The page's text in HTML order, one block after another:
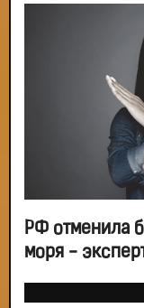
РФ отменила
моря -